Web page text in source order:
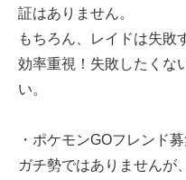
証はありません。
もちろん、レイドは失敗
効率重視！失敗したくな
い。
・ポケモンGOフレンド募
ガチ勢ではありませんが